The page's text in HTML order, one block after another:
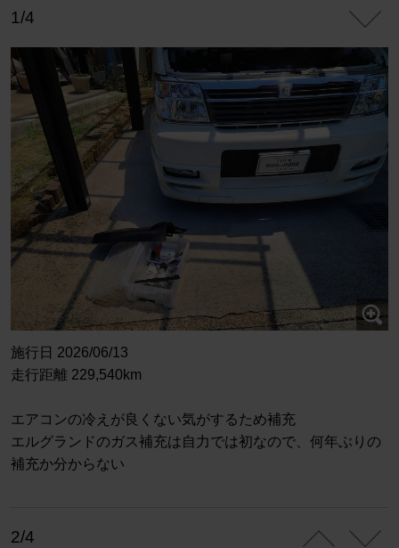
1/4
施行日 2026/06/13
走行距離 229,540km
エアコンの冷えが良くない気がするため補充
エルグランドのガス補充は自力では初なので、何年ぶりの
補充か分からない
2/4